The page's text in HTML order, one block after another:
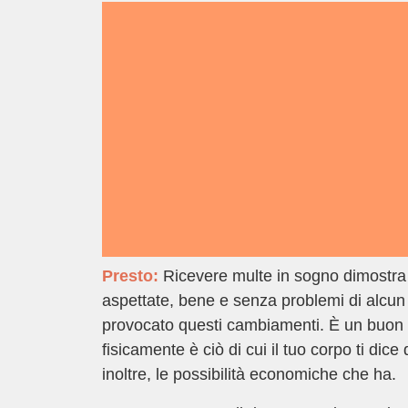
Presto: Ricevere multe in sogno
aspettate, bene e senza problemi di
provocato questi cambiamenti. È un
fisicamente è ciò di cui il tuo corpo ti
inoltre, le possibilità economiche che ha.